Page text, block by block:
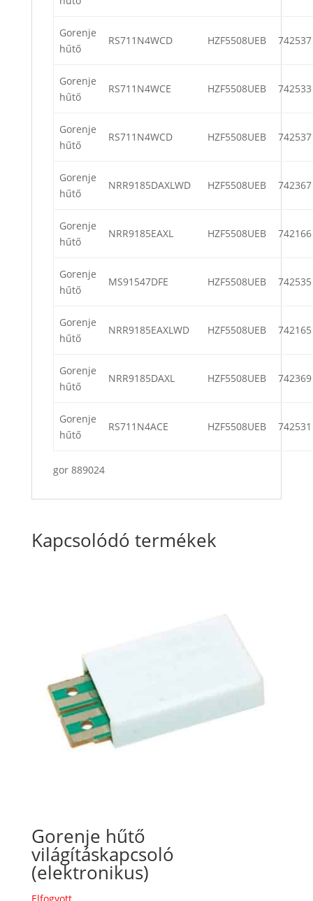
Gorenje
hűtő
RS711N4WCD HZF5508UEB 742537
Gorenje
hűtő
RS711N4WCE HZF5508UEB 742533
Gorenje
hűtő
RS711N4WCD HZF5508UEB 742537
Gorenje
hűtő
NRR9185DAXLWD HZF5508UEB 742367
Gorenje
hűtő
NRR9185EAXL HZF5508UEB 742166
Gorenje
hűtő
MS91547DFE HZF5508UEB 742535
Gorenje
hűtő
NRR9185EAXLWD HZF5508UEB 742165
Gorenje
hűtő
NRR9185DAXL HZF5508UEB 742369
Gorenje
hűtő
RS711N4ACE HZF5508UEB 742531
gor 889024
Kapcsolódó termékek
Gorenje hűtő
világításkapcsoló
(elektronikus)